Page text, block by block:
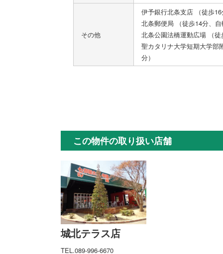
その他
伊予銀行北条支店 （徒歩
北条郵便局 （徒歩14分、
北条公園法橋運動広場 （
聖カタリナ大学短期大学部
分）
この物件の取り扱い店舗
城北テラス店
TEL.089-996-6670